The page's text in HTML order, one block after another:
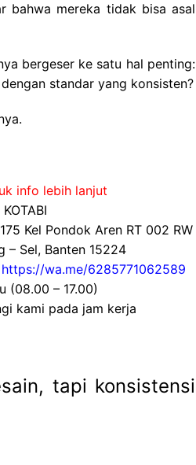
bahwa mereka tidak bisa asal
bergeser ke satu hal penting:
standar yang konsisten?
info lebih lanjut
Kel Pondok Aren RT 002 RW
– Sel, Banten 15224
https://wa.me/6285771062589
(08.00 – 17.00)
kami pada jam kerja
tapi konsistensi